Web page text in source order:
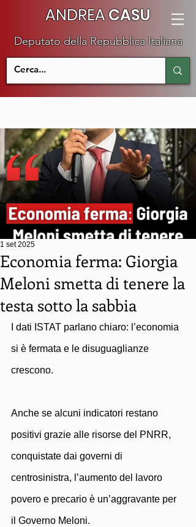
ANDREACASU
Deputato della Repubblica Italiana
Economia ferma: Giorgia
Meloni smetta di tenere la
testa sotto la sabbia
1 set 2025
I dati ISTAT parlano chiaro: l’economia
si è fermata e le disuguaglianze
crescono.
Anche se alcuni indicatori restano
positivi grazie alle risorse del PNRR,
conquistate dai governi di
centrosinistra, l’aumento del lavoro
povero e precario è un’aggravante per
il Governo Meloni.